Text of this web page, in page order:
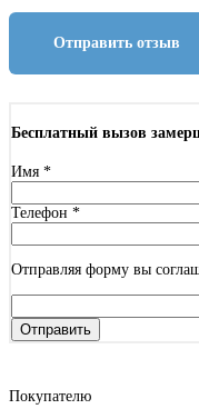
Отправить отзыв
Бесплатный вызов
Имя *
Телефон *
Отправляя форму вы
Отправить
Покупателю